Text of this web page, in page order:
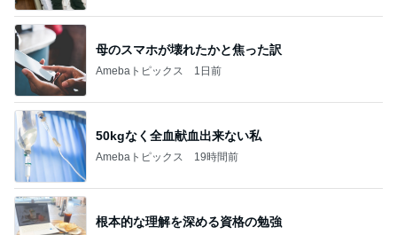
母のスマホが壊れたかと焦った訳
Amebaトピックス 1日前
50kgなく全血献血出来ない私
Amebaトピックス 19時間前
根本的な理解を深める資格の勉強